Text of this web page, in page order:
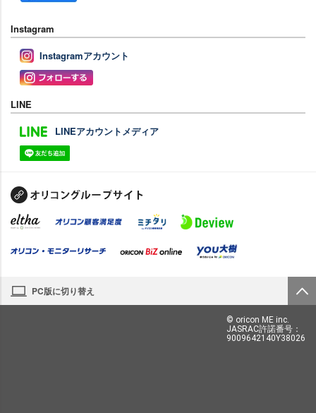
Instagram
Instagramアカウント
LINE
LINEアカウントメディア
PC版に切り替え
© oricon ME inc.
JASRAC許諾番号：
9009642140Y38026